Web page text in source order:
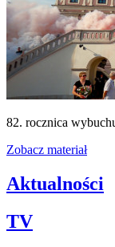
82. rocznica
Zobacz materiał
Aktualności
TV